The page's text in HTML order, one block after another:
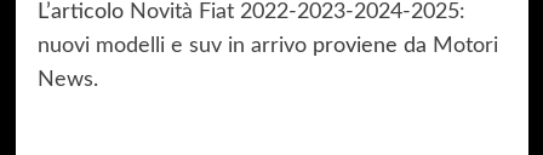
L’articolo Novità Fiat 2022-2023-2024-2025:
nuovi modelli e suv in arrivoproviene da Motori
News.